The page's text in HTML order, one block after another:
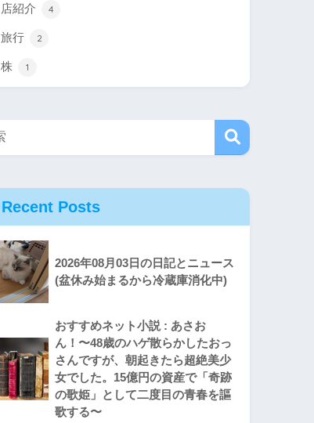
店紹介 4
旅行 2
株 1
Recent Posts
2026年08月03日の日記とニュース
(盆休み始まるから冷蔵庫消化中)
おすすめネット小説 : あさお
ん！〜48歳のハゲ散らかしたおっ
さんですが、朝起きたら超絶美少
女でした。15億円の資産で「奇跡
の歌姫」として二度目の青春を謳
歌する〜